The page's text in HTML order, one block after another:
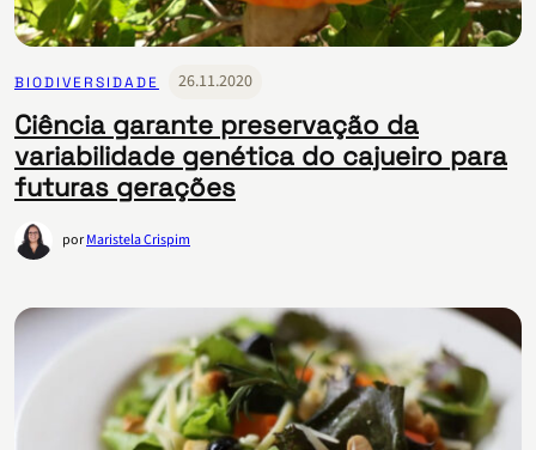
BIODIVERSIDADE 26.11.2020
Ciência garante preservação da
variabilidade genética do cajueiro para
futuras gerações
porMaristela Crispim